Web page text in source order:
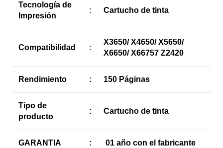
Tecnología de
Impresión
: Cartucho de tinta
Compatibilidad :
X3650/ X4650/ X5650/
X6650/ X66757 Z2420
Rendimiento : 150 Páginas
Tipo de
producto
: Cartucho de tinta
GARANTIA : 01 año con el fabricante